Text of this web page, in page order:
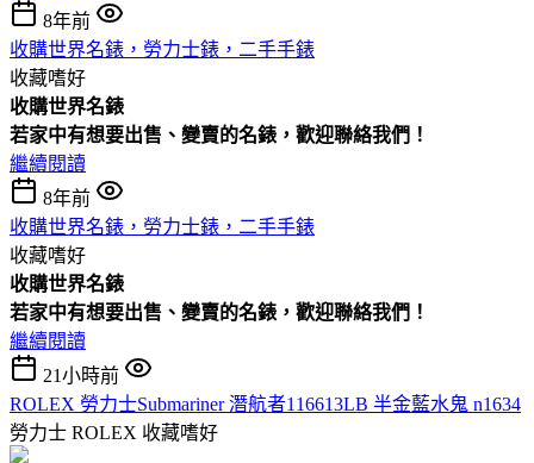
8年前
收購世界名錶，勞力士錶，二手手錶
收藏嗜好
收購世界名錶
若家中有想要出售、變賣的名錶，歡迎聯絡我們！
繼續閱讀
8年前
收購世界名錶，勞力士錶，二手手錶
收藏嗜好
收購世界名錶
若家中有想要出售、變賣的名錶，歡迎聯絡我們！
繼續閱讀
21小時前
ROLEX 勞力士Submariner 潛航者116613LB 半金藍水鬼 n1634
勞力士 ROLEX 收藏嗜好